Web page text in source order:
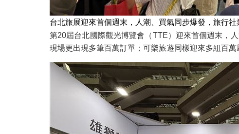
台北旅展迎來首個週末，人潮、買氣同步爆發，旅行
第20屆台北國際觀光博覽會（TTE）迎來首個週末，
現場更出現多筆百萬訂單；可樂旅遊同樣迎來多組百